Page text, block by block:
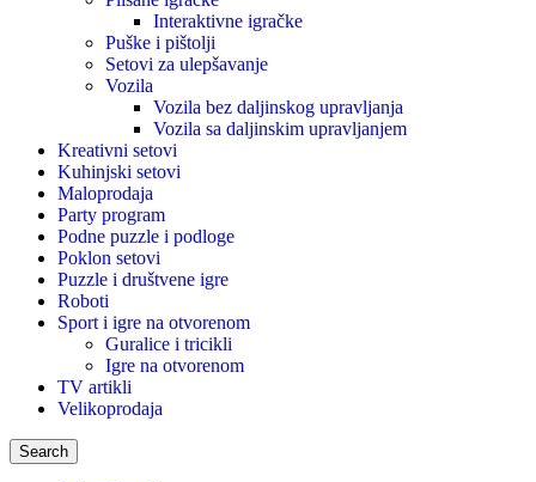
Interaktivne igračke
Puške i pištolji
Setovi za ulepšavanje
Vozila
Vozila bez daljinskog upravljanja
Vozila sa daljinskim upravljanjem
Kreativni setovi
Kuhinjski setovi
Maloprodaja
Party program
Podne puzzle i podloge
Poklon setovi
Puzzle i društvene igre
Roboti
Sport i igre na otvorenom
Guralice i tricikli
Igre na otvorenom
TV artikli
Velikoprodaja
Search